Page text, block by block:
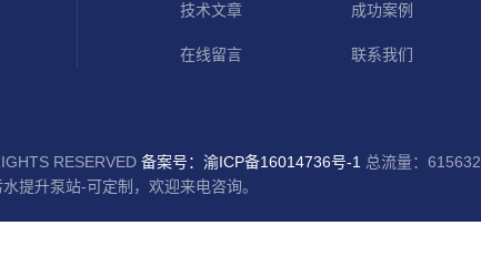
技术文章 成功案例
在线留言 联系我们
RESERVED 备案号：渝ICP备16014736号-1 总流量：615632
提升泵站-可定制，欢迎来电咨询。